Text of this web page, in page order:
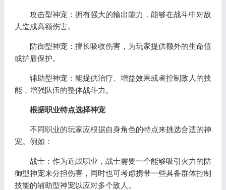
攻击型神宠：拥有强大的输出能力，能够在战斗中对敌
人造成高额伤害。
防御型神宠：擅长吸收伤害，为玩家提供额外的生命值
或护盾保护。
辅助型神宠：能提供治疗、增益效果或者控制敌人的技
能，增强队伍的整体战斗力。
根据职业特点选择神宠
不同职业的玩家应根据自身角色的特点来挑选合适的神
宠。例如：
战士：作为近战职业，战士需要一个能够吸引火力的防
御型神宠来分担伤害，同时也可考虑携带一些具备群体控制
技能的辅助型神宠以应对多个敌人。